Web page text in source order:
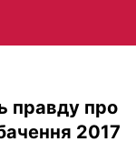
правду про
2017